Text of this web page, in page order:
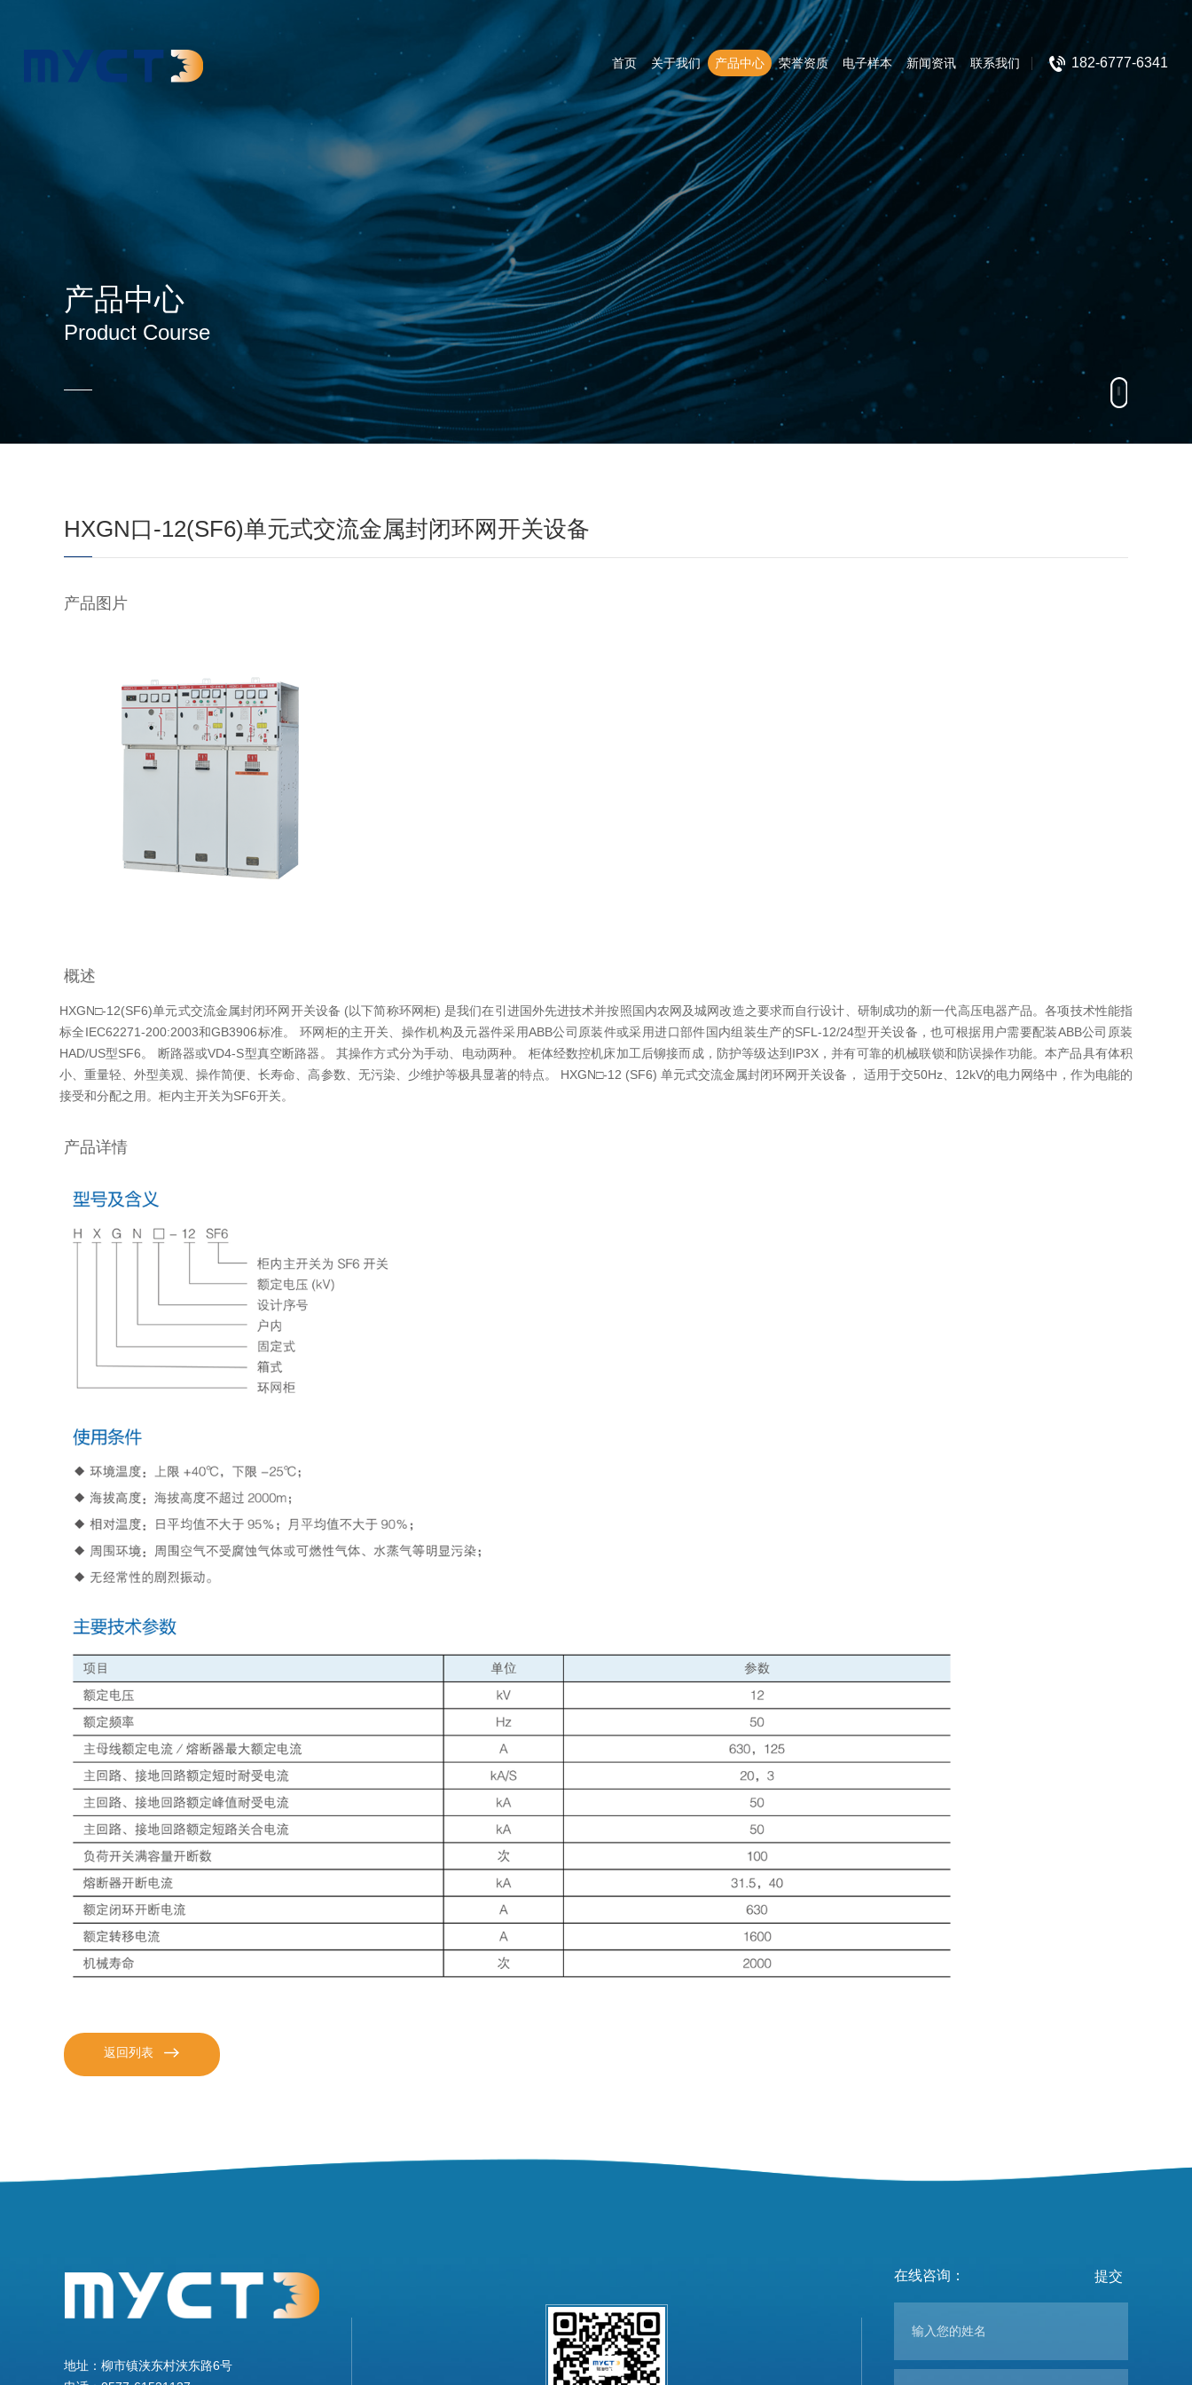
182-6777-6341
首页 关于我们 产品中心
高压开关设备 低压开关设备 箱式变电站
电缆分接箱 变压器 高压真空断路器
荣誉资质 电子样本 新闻资讯 联系我们
产品中心
Product Course
HXGN口-12(SF6)单元式交流金属封闭环网开关设备
产品图片
概述
HXGN□-12(SF6)单元式交流金属封闭环网开关设备 (以下简称环网柜) 是我们在引进国外先进技术并按照国内农网及城网改造之要求而自行设计、研制成功的新一代高压电器产品。各项技术性能指
标全IEC62271-200:2003和GB3906标准。 环网柜的主开关、操作机构及元器件采用ABB公司原装件或采用进口部件国内组装生产的SFL-12/24型开关设备，也可根据用户需要配装ABB公司原装
HAD/US型SF6。 断路器或VD4-S型真空断路器。 其操作方式分为手动、电动两种。 柜体经数控机床加工后铆接而成，防护等级达到IP3X，并有可靠的机械联锁和防误操作功能。本产品具有体积
小、重量轻、外型美观、操作简便、长寿命、高参数、无污染、少维护等极具显著的特点。 HXGN□-12 (SF6) 单元式交流金属封闭环网开关设备， 适用于交50Hz、12kV的电力网络中，作为电能的
接受和分配之用。柜内主开关为SF6开关。
产品详情
返回列表
地址：柳市镇浃东村浃东路6号
在线咨询：